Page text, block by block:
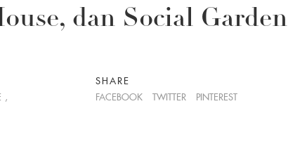
dan Social Garden
,
SHARE
FACEBOOK
TWITTER PINTEREST